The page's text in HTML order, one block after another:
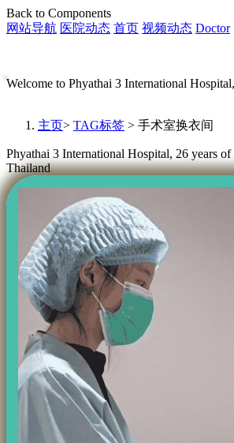
Back to Components
网站导航 医院动态 首页 视频动态 Doctor
Welcome to Phyathai 3 International Hospital,
主页> TAG标签 > 手术室换衣间
Phyathai 3 International Hospital, 26 years
Thailand